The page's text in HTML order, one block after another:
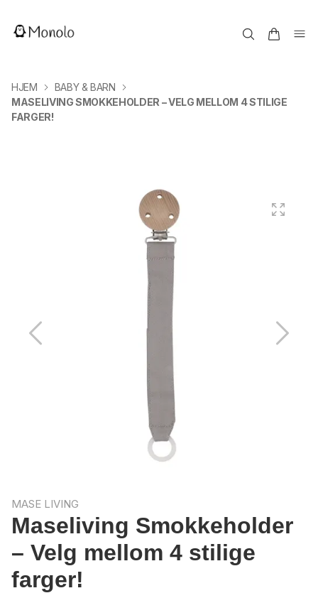
HJEM
BABY & BARN
MASELIVING SMOKKEHOLDER – VELG MELLOM 4 STILIGE
FARGER!
MASE LIVING
Maseliving Smokkeholder
– Velg mellom 4 stilige
farger!